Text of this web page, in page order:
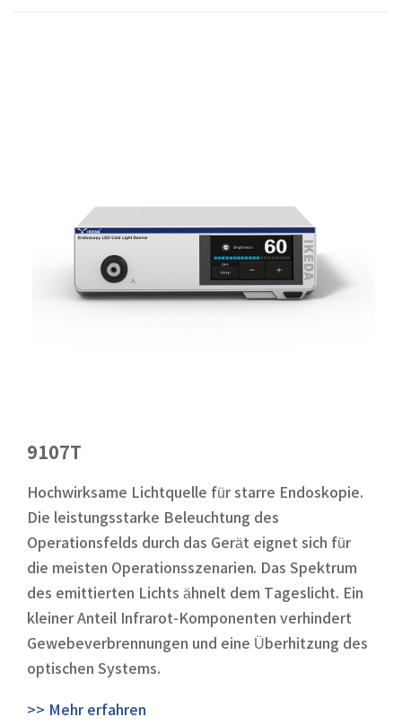
9107T
Hochwirksame Lichtquelle für starre Endoskopie.
Die leistungsstarke Beleuchtung des
Operationsfelds durch das Gerät eignet sich für
die meisten Operationsszenarien. Das Spektrum
des emittierten Lichts ähnelt dem Tageslicht. Ein
kleiner Anteil Infrarot-Komponenten verhindert
Gewebeverbrennungen und eine Überhitzung des
optischen Systems.
>> Mehr erfahren